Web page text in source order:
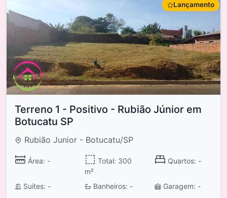
Lançamento
Terreno 1 - Positivo - Rubião Júnior em
Botucatu SP
Rubião Junior - Botucatu/SP
Área: -
Total: 300
m²
Quartos: -
Suítes: - Banheiros: - Garagem: -